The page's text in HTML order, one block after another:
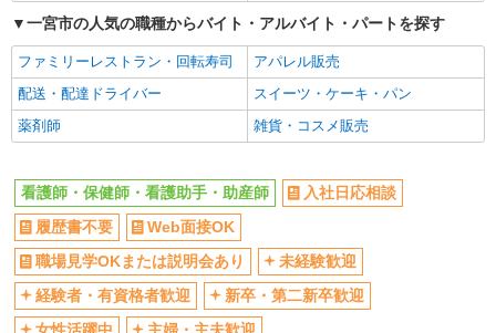
≪名鉄一宮駅≫未経験・無資格から看護助手へ
時給1500円〜2125円 ＜日払い有/週払い有/交
通費全支給(ガソリン代含む)＞
一宮市
派遣社員
株式会社スタッフサービス・メディカル 名古屋医療オフィス（お仕
事No.W10374660）
看護助手
時給1400円
一宮市の人気の職種からバイト・アルバイト・パートを探す
ファミリーレストラン・回転寿司
アパレル販売
配送・配達ドライバー
スイーツ・ケーキ・パン
薬剤師
雑貨・コスメ販売
看護師・保健師・看護助手・助産師
入社日応相談
履歴書不要
Web面接OK
職場見学OKまたは説明会あり
未経験歓迎
経験者・有資格者歓迎
新卒・第二新卒歓迎